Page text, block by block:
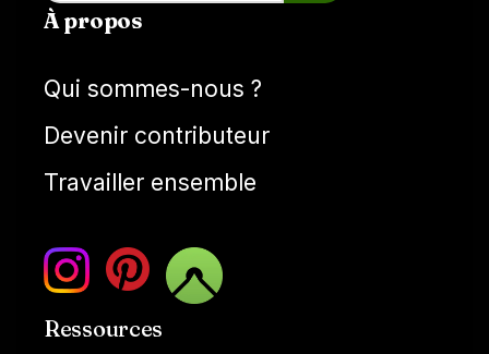
À propos
Qui sommes-nous ?
Devenir contributeur
Travailler ensemble
Ressources